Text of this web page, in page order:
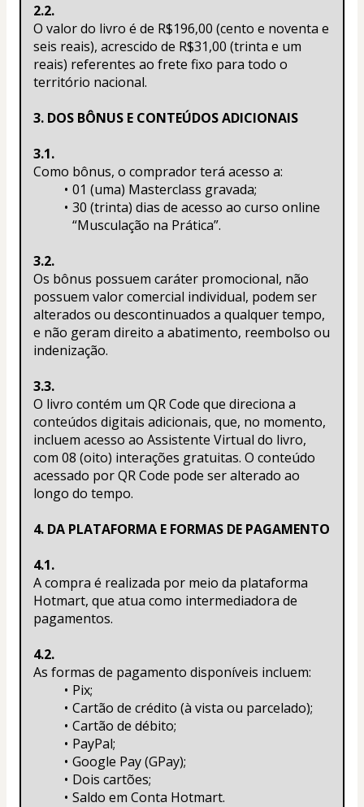
2.2.
O valor do livro é de R$196,00 (cento e noventa e
seis reais), acrescido de R$31,00 (trinta e um
reais) referentes ao frete fixo para todo o
território nacional.
3. DOS BÔNUS E CONTEÚDOS ADICIONAIS
3.1.
Como bônus, o comprador terá acesso a:
01 (uma) Masterclass gravada;
30 (trinta) dias de acesso ao curso online
“Musculação na Prática”.
3.2.
Os bônus possuem caráter promocional, não
possuem valor comercial individual, podem ser
alterados ou descontinuados a qualquer tempo,
e não geram direito a abatimento, reembolso ou
indenização.
3.3.
O livro contém um QR Code que direciona a
conteúdos digitais adicionais, que, no momento,
incluem acesso ao Assistente Virtual do livro,
com 08 (oito) interações gratuitas. O conteúdo
acessado por QR Code pode ser alterado ao
longo do tempo.
4. DA PLATAFORMA E FORMAS DE PAGAMENTO
4.1.
A compra é realizada por meio da plataforma
Hotmart, que atua como intermediadora de
pagamentos.
4.2.
As formas de pagamento disponíveis incluem:
Pix;
Cartão de crédito (à vista ou parcelado);
Cartão de débito;
PayPal;
Google Pay (GPay);
Dois cartões;
Saldo em Conta Hotmart.